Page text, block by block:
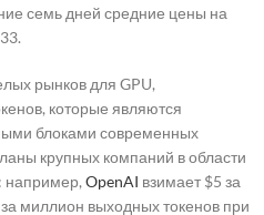
семь дней средние цены на
рынков для GPU,
которые являются
блоками современных
крупных компаний в области
например, OpenAI взимает $5 за
миллион выходных токенов при